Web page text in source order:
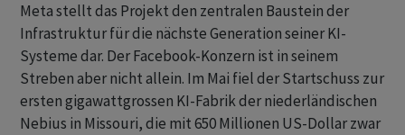
Meta stellt das Projekt den zentralen Baustein der
Infrastruktur für die nächste Generation seiner KI-
Systeme dar. Der Facebook-Konzern ist in seinem
Streben aber nicht allein. Im Mai fiel der Startschuss zur
ersten gigawattgrossen KI-Fabrik der niederländischen
Nebius in Missouri, die mit 650 Millionen US-Dollar zwar